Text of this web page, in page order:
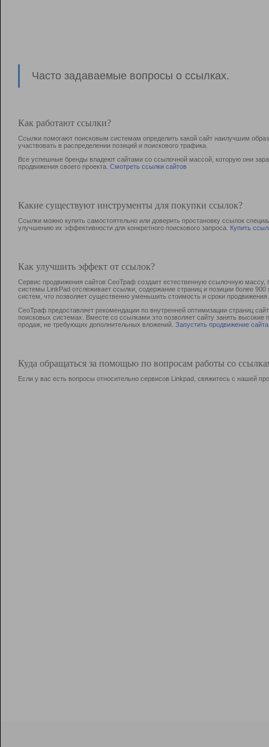
Часто задаваемые вопросы о ссылках.
Как работают ссылки?
Ссылки помогают поисковым системам определить какой сайт наилучшим
участвовать в раcпределении позиций и поискового трафика.
Все успешные бренды владеют сайтами со ссылочной массой, которую они
продвижения своего проекта. Смотреть ссылки сайтов
Какие существуют инструменты для покупки ссылок?
Ссылки можно купить самостоятельно или доверить простановку ссылок
улучшению их эффективности для конкретного поискового запроса. Купить
Как улучшить эффект от ссылок?
Сервис продвижения сайтов СеоТраф создает естественную ссылочную
системы LinkPad отслеживает ссылки, содержание страниц и позиции более
систем, что позволяет существенно уменьшить стоимость и сроки продвижения.
СеоТраф предоставляет рекомендации по внутренней оптимизации страниц
поисковых системах. Вместе со ссылками это позволяет сайту занять
продаж, не требующих дополнительных вложений. Запустить продвижение сайта
Куда обращаться за помощью по вопросам работы со
Если у вас есть вопросы относительно сервисов Linkpad, свяжитесь с нашей